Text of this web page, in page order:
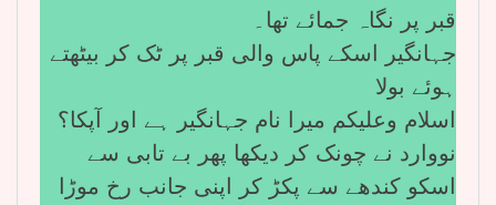
قبر پر نگاہ جمائے تھا۔
جہانگیر اسکے پاس والی قبر پر ٹک کر بیٹھتے
ہوئے بولا
اسلام وعلیکم میرا نام جہانگیر ہے اور آپکا؟
نووارد نے چونک کر دیکھا پھر بے تابی سے
اسکو کندھے سے پکڑ کر اپنی جانب رخ موڑا